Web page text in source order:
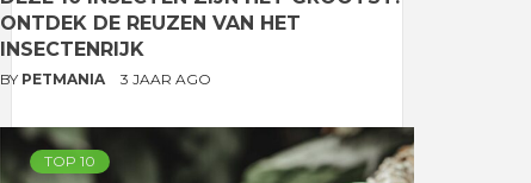
ONTDEK DE REUZEN VAN HET
INSECTENRIJK
BY PETMANIA 3 JAAR AGO
TOP 10